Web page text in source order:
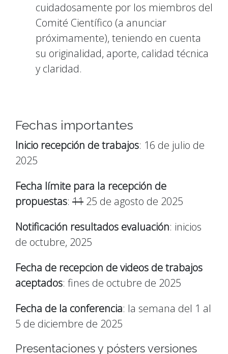
cuidadosamente por los miembros del
Comité Científico (a anunciar
próximamente), teniendo en cuenta
su originalidad, aporte, calidad técnica
y claridad.
Fechas importantes
Inicio recepción de trabajos: 16 de julio de
2025
Fecha límite para la recepción de
propuestas: 11 25 de agosto de 2025
Notificación resultados evaluación: inicios
de octubre, 2025
Fecha de recepcion de videos de trabajos
aceptados: fines de octubre de 2025
Fecha de la conferencia: la semana del 1 al
5 de diciembre de 2025
Presentaciones y pósters versiones